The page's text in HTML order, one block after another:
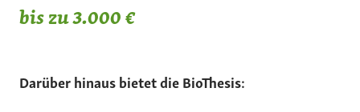
bis zu 3.000 €
Darüber hinaus bietet die BioThesis: